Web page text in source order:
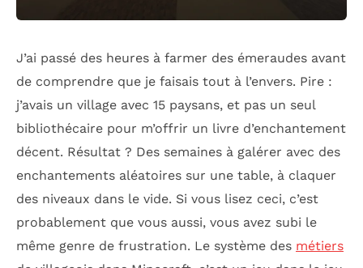
J’ai passé des heures à farmer des émeraudes avant
de comprendre que je faisais tout à l’envers. Pire :
j’avais un village avec 15 paysans, et pas un seul
bibliothécaire pour m’offrir un livre d’enchantement
décent. Résultat ? Des semaines à galérer avec des
enchantements aléatoires sur une table, à claquer
des niveaux dans le vide. Si vous lisez ceci, c’est
probablement que vous aussi, vous avez subi le
même genre de frustration. Le système des métiers